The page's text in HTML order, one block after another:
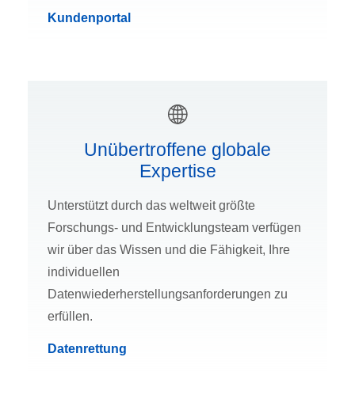
Kundenportal
Unübertroffene globale
Expertise
Unterstützt durch das weltweit größte
Forschungs- und Entwicklungsteam verfügen
wir über das Wissen und die Fähigkeit, Ihre
individuellen
Datenwiederherstellungsanforderungen zu
erfüllen.
Datenrettung